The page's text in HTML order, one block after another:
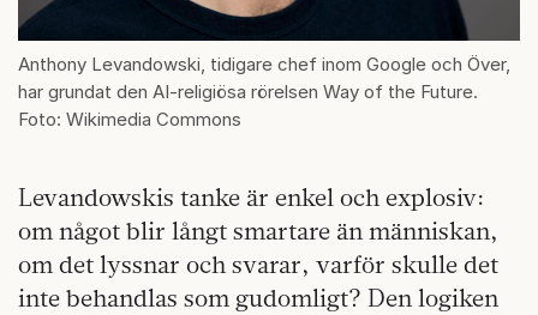
Anthony Levandowski, tidigare chef inom Google och Över,
har grundat den AI-religiösa rörelsen Way of the Future.
Foto: Wikimedia Commons
Levandowskis tanke är enkel och explosiv:
om något blir långt smartare än människan,
om det lyssnar och svarar, varför skulle det
inte behandlas som gudomligt? Den logiken